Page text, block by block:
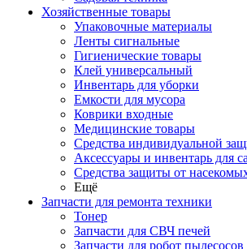
Хозяйственные товары
Упаковочные материалы
Ленты сигнальные
Гигиенические товары
Клей универсальный
Инвентарь для уборки
Емкости для мусора
Коврики входные
Медицинские товары
Средства индивидуальной
Аксессуары и инвентарь для
Средства защиты от
Ещё
Запчасти для ремонта техники
Тонер
Запчасти для СВЧ печей
Запчасти для робот пылесосов